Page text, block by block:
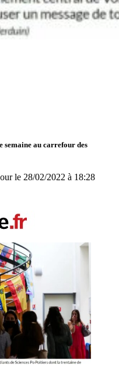
semaine au carrefour des
le 28/02/2022 à 18:28